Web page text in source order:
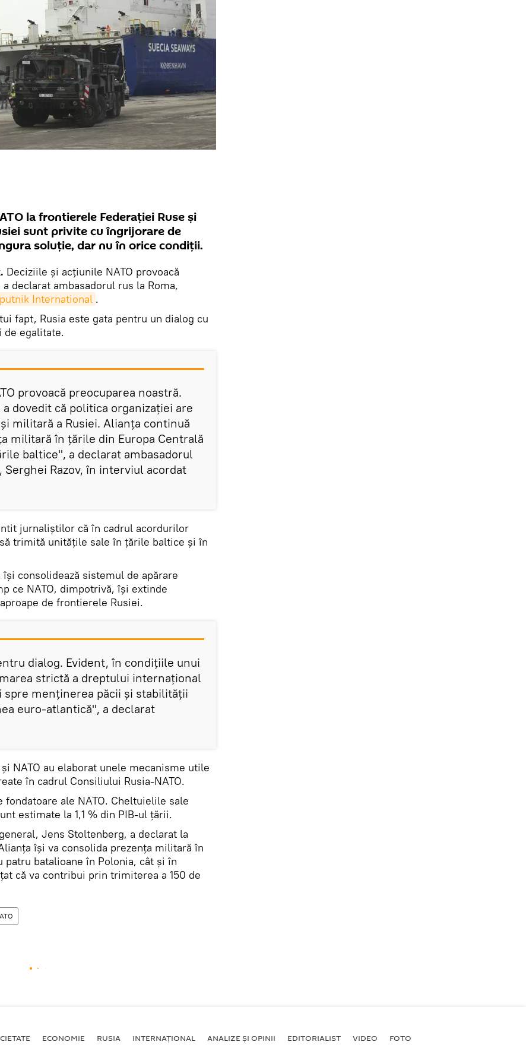
la frontierele Federaţiei Ruse și
sunt privite cu îngrijorare de
soluţie, dar nu în orice condiţii.
Deciziile şi acţiunile NATO provoacă
declarat ambasadorul rus la Roma,
International .
fapt, Rusia este gata pentru un dialog cu
de egalitate.
provoacă preocuparea noastră.
dovedit că politica organizaţiei are
militară a Rusiei. Alianța continuă
militară în țările din Europa Centrală
baltice", a declarat ambasadorul
Serghei Razov, în interviul acordat
jurnaliştilor că în cadrul acordurilor
trimită unitățile sale în țările baltice și în
consolidează sistemul de apărare
ce NATO, dimpotrivă, îşi extinde
de frontierele Rusiei.
dialog. Evident, în condițiile unui
strictă a dreptului internațional
spre menținerea păcii și stabilității
euro-atlantică", a declarat
NATO au elaborat unele mecanisme utile
în cadrul Consiliului Rusia-NATO.
ale NATO. Cheltuielile sale
estimate la 1,1 % din PIB-ul țării.
Jens Stoltenberg, a declarat la
îşi va consolida prezența militară în
patru batalioane în Polonia, cât și în
că va contribui prin trimiterea a 150 de
ECONOMIE RUSIA INTERNAŢIONAL ANALIZE ȘI OPINII EDITORIALIST VIDEO FOTO